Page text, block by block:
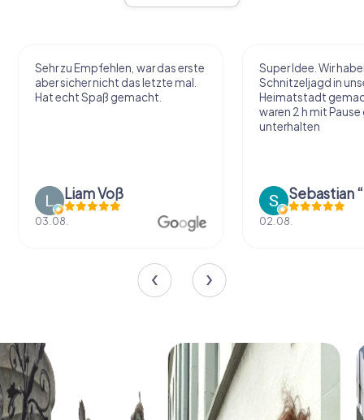
Sehr zu Empfehlen, war das erste
aber sicher nicht das letzte mal.
Hat echt Spaß gemacht.
Liam Voß
03.08.
Super Idee. Wir
Schnitzeljagd in
Heimatstadt
waren 2 h mit
unterhalten
02.08.